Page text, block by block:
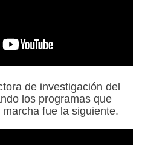
de investigación del
los programas que
fue la siguiente.